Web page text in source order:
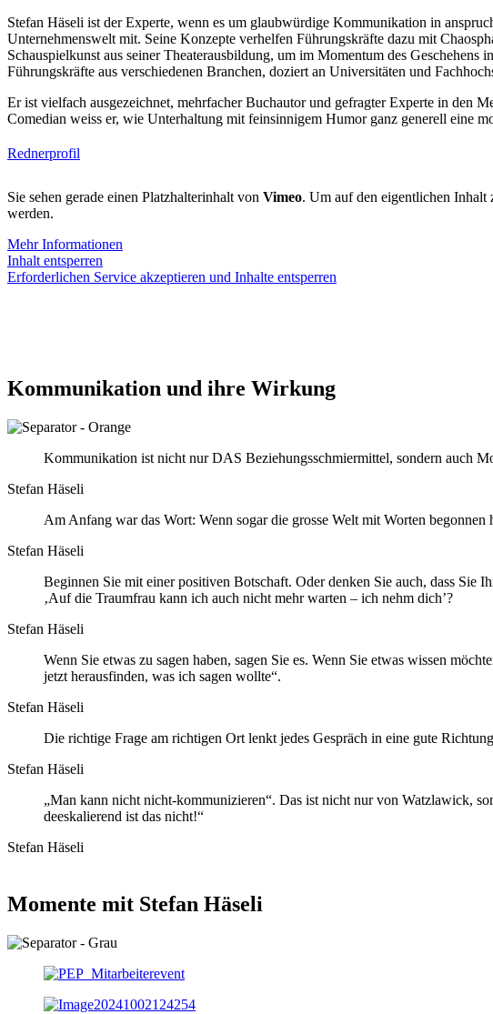
Stefan Häseli ist der Experte, wenn es um glaubwürdige Kommunikation in
Unternehmenswelt mit. Seine Konzepte verhelfen Führungskräfte dazu mit
Schauspielkunst aus seiner Theaterausbildung, um im Momentum des
Führungskräfte aus verschiedenen Branchen, doziert an Universitäten und
Er ist vielfach ausgezeichnet, mehrfacher Buchautor und gefragter Experte in den
Comedian weiss er, wie Unterhaltung mit feinsinnigem Humor ganz generell eine
Rednerprofil
Sie sehen gerade einen Platzhalterinhalt von Vimeo. Um auf den eigentlichen Inhalt
werden.
Mehr Informationen
Inhalt entsperren
Erforderlichen Service akzeptieren und Inhalte entsperren
Kommunikation und ihre Wirkung
Kommunikation ist nicht nur DAS Beziehungsschmiermittel, sondern auch
Stefan Häseli
Am Anfang war das Wort: Wenn sogar die grosse Welt mit Worten begonnen
Stefan Häseli
Beginnen Sie mit einer positiven Botschaft. Oder denken Sie auch, dass Sie
‚Auf die Traumfrau kann ich auch nicht mehr warten – ich nehm dich’?
Stefan Häseli
Wenn Sie etwas zu sagen haben, sagen Sie es. Wenn Sie etwas wissen
jetzt herausfinden, was ich sagen wollte“.
Stefan Häseli
Die richtige Frage am richtigen Ort lenkt jedes Gespräch in eine gute
Stefan Häseli
„Man kann nicht nicht-kommunizieren“. Das ist nicht nur von Watzlawick,
deeskalierend ist das nicht!“
Stefan Häseli
Momente mit Stefan Häseli